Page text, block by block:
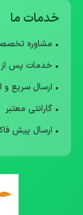
خدمات ما
• مشاوره
• خدمات پس
• ارسال سریع و
• گارانتی معتبر
• ارسال پیش